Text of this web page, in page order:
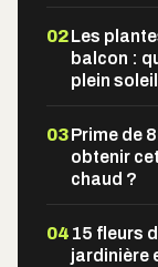
02Les
balcon :
plein
03Prime de
obtenir
chaud ?
04 15 fleurs
jardinière